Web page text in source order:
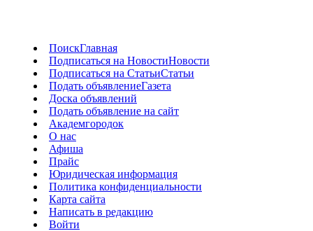
ПоискГлавная
Подписаться на НовостиНовости
Подписаться на СтатьиСтатьи
Подать объявлениеГазета
Доска объявлений
Подать объявление на сайт
Академгородок
О нас
Афиша
Прайс
Юридическая информация
Политика конфиденциальности
Карта сайта
Написать в редакцию
Войти